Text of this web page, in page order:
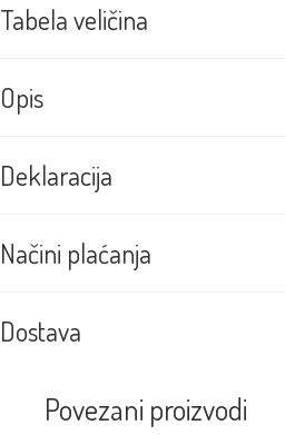
Tabela veličina
Opis
Deklaracija
Načini plaćanja
Dostava
Povezani proizvodi